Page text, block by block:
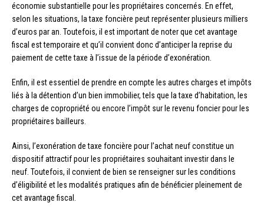
économie substantielle pour les propriétaires concernés. En effet,
selon les situations, la taxe foncière peut représenter plusieurs milliers
d’euros par an. Toutefois, il est important de noter que cet avantage
fiscal est temporaire et qu’il convient donc d’anticiper la reprise du
paiement de cette taxe à l’issue de la période d’exonération.
Enfin, il est essentiel de prendre en compte les autres charges et impôts
liés à la détention d’un bien immobilier, tels que la taxe d’habitation, les
charges de copropriété ou encore l’impôt sur le revenu foncier pour les
propriétaires bailleurs.
Ainsi, l’exonération de taxe foncière pour l’achat neuf constitue un
dispositif attractif pour les propriétaires souhaitant investir dans le
neuf. Toutefois, il convient de bien se renseigner sur les conditions
d’éligibilité et les modalités pratiques afin de bénéficier pleinement de
cet avantage fiscal.